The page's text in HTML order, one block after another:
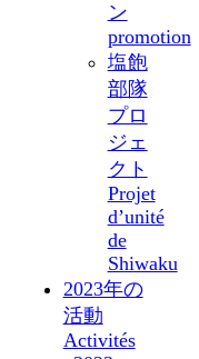
ン
promotion
塩飽
部隊
プロ
ジェ
クト
Projet
d’unité
de
Shiwaku
2023年の
活動
Activités